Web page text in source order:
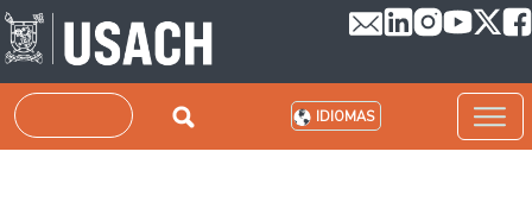
Pasar al contenido principal
Buscar IDIOMAS